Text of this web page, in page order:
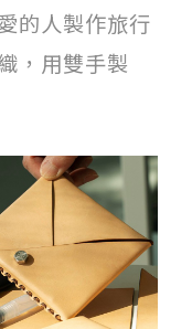
的人製作旅行
，用雙手製